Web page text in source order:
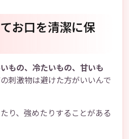
お口を清潔に保
もの、冷たいもの、甘いも
刺激物は避けた方がいいんで
り、強めたりすることがある